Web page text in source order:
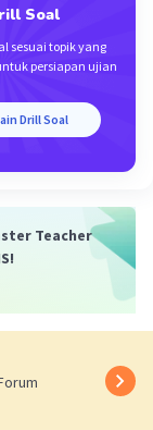
adalah
Soal
sesuai topik yang
persiapan ujian
Drill Soal
Teacher